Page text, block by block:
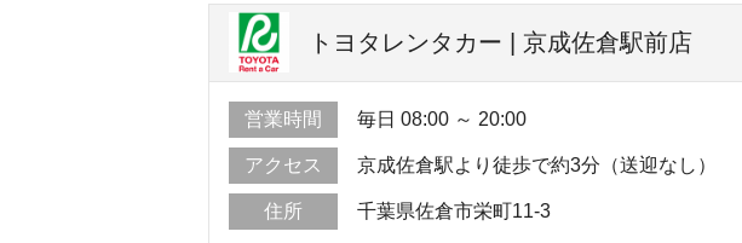
トヨタレンタカー | 京成佐倉駅前店
営業時間 毎日 08:00 ～ 20:00
アクセス 京成佐倉駅より徒歩で約3分（送迎なし）
住所 千葉県佐倉市栄町11-3